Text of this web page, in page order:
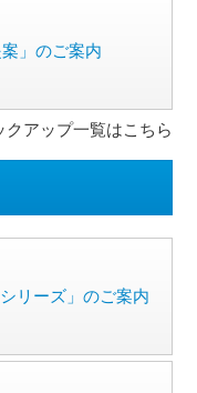
」のご案内
クアップ一覧はこちら
リーズ」のご案内